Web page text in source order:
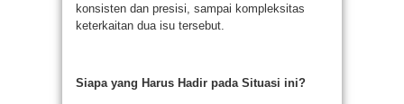
konsisten dan presisi, sampai kompleksitas
keterkaitan dua isu tersebut.
Siapa yang Harus Hadir pada Situasi ini?